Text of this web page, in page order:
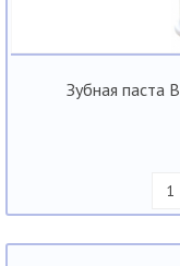
Зубная паста